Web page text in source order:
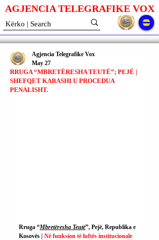
AGJENCIA TELEGRAFIKE VOX
RRUGA “MBRETËRESHA TEUTË”; PEJË |
SHEFQET KABASHI U PROCEDUA
PENALISHT.
Agjencia Telegrafike Vox
May 27
Rruga “Mbretëresha Teutë”, Pejë, Republika e
Kosovës | Në funksion të luftës institucionale